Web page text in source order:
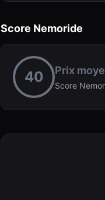
Score Nemoride
40 Prix
Score